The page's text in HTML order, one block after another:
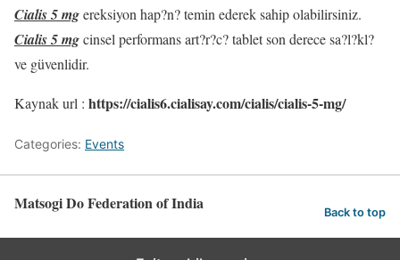
Cialis 5 mgereksiyon hap?n? temin ederek sahip olabilirsiniz.
Cialis 5 mgcinsel performans art?r?c? tablet son derece sa?l?kl?
ve güvenlidir.
Kaynak url : https://cialis6.cialisay.com/cialis/cialis-5-mg/
Categories: Events
Matsogi Do Federation of India Back to top